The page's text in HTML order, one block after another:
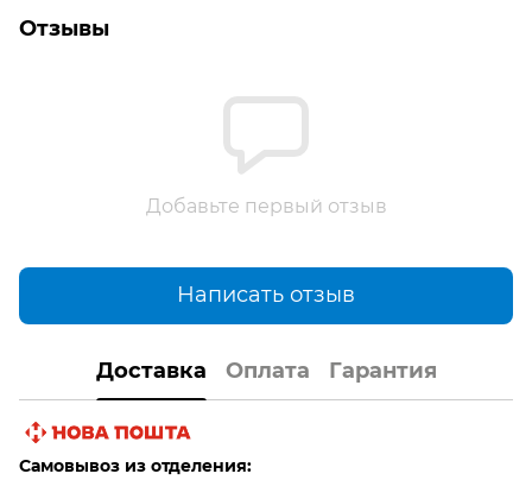
Отзывы
Добавьте первый отзыв
Написать отзыв
Доставка Оплата Гарантия
Самовывоз из отделения: